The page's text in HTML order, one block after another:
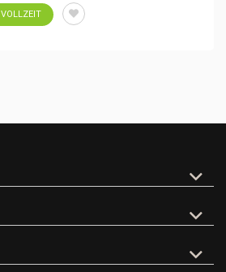
VOLLZEIT